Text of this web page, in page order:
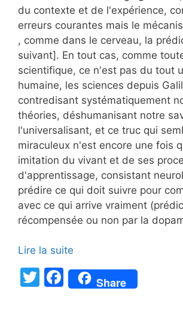
du contexte et de l'expérience,
erreurs courantes mais le
, comme dans le cerveau, la
suivant]. En tout cas, comme
scientifique, ce n'est pas du tout
humaine, les sciences depuis
contredisant systématiquement
théories, déshumanisant notre
l'universalisant, et ce truc qui
miraculeux n'est encore une fois
imitation du vivant et de ses
d'apprentissage, consistant
prédire ce qui doit suivre pour
avec ce qui arrive vraiment
récompensée ou non par la
Lire la suite
T
F
a
Share